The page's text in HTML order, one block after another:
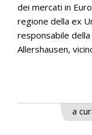
dei mercati in
regione della ex
responsabile
Allershausen,
a